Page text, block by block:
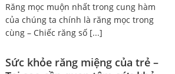
Răng mọc muộn nhất trong cung hàm
của chúng ta chính là răng mọc trong
cùng – Chiếc răng số [...]
Sức khỏe răng miệng của trẻ –